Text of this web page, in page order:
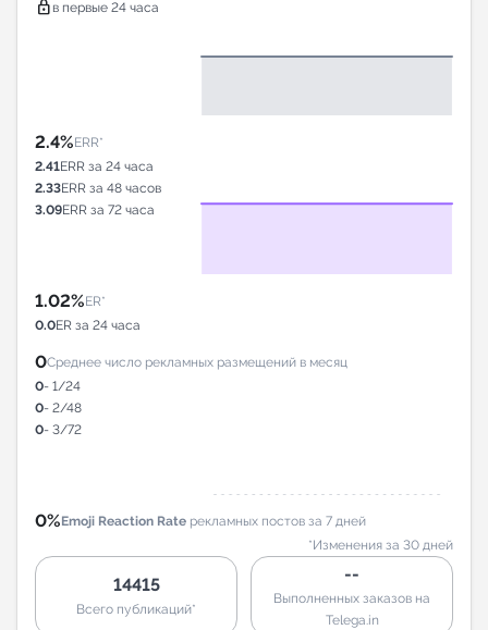
lock в первые 24 часа
2.4%ERR*
2.41ERR за 24 часа
2.33ERR за 48 часов
3.09ERR за 72 часа
1.02%ER*
0.0ER за 24 часа
0Среднее число рекламных размещений в месяц
0- 1/24
0- 2/48
0- 3/72
0%Emoji Reaction Rate рекламных постов за 7 дней
*Изменения за 30 дней
14415
Всего публикаций*
--
Выполненных заказов на
Telega.in